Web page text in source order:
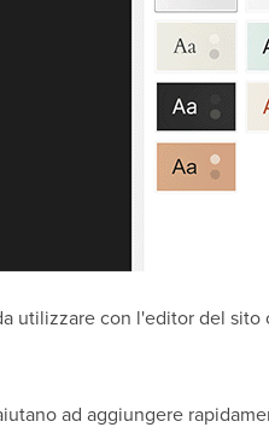
utilizzare con l'editor del sito
ad aggiungere